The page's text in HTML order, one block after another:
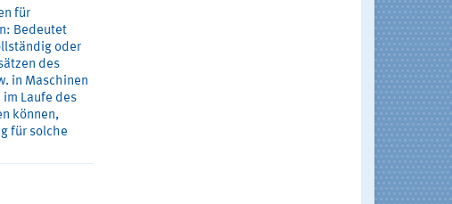
für
Bedeutet
oder
des
in Maschinen
Laufe des
können,
für solche